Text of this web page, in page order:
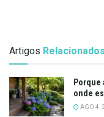
Artigos Relacionados
onde
AGO 4,